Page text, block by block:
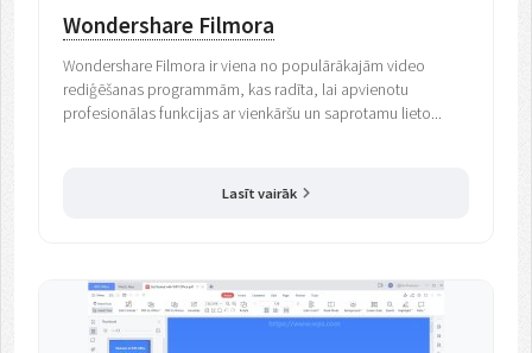
Wondershare Filmora
Wondershare Filmora ir viena no populārākajām video
rediģēšanas programmām, kas radīta, lai apvienotu
profesionālas funkcijas ar vienkāršu un saprotamu lieto...
Lasīt vairāk